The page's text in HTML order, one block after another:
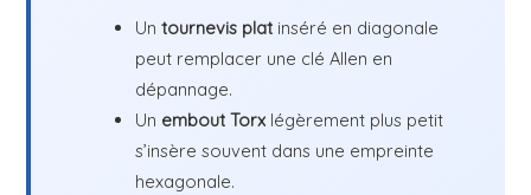
Untournevis plat inséré en diagonale
peut remplacer une clé Allen en
dépannage.
Un embout Torx légèrement plus petit
s’insère souvent dans une empreinte
hexagonale.